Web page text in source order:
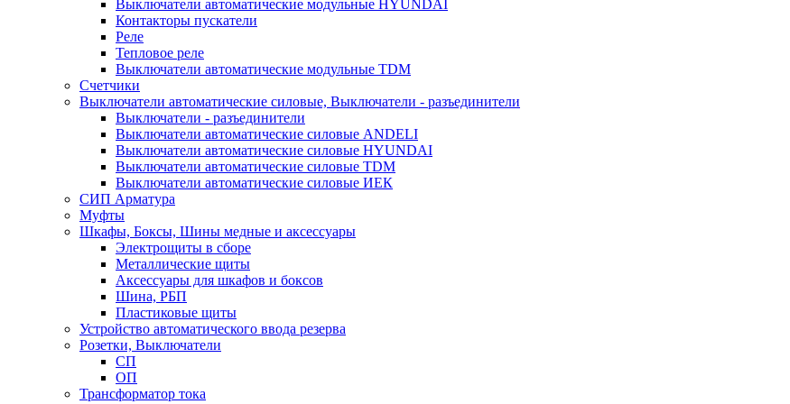
Выключатели автоматические модульные HYUNDAI
Контакторы пускатели
Реле
Тепловое реле
Выключатели автоматические модульные TDM
Счетчики
Выключатели автоматические силовые, Выключатели - разъединители
Выключатели - разъединители
Выключатели автоматические силовые ANDELI
Выключатели автоматические силовые HYUNDAI
Выключатели автоматические силовые TDM
Выключатели автоматические силовые ИЕК
СИП Арматура
Муфты
Шкафы, Боксы, Шины медные и аксессуары
Электрощиты в сборе
Металлические щиты
Аксессуары для шкафов и боксов
Шина, РБП
Пластиковые щиты
Устройство автоматического ввода резерва
Розетки, Выключатели
СП
ОП
Трансформатор тока